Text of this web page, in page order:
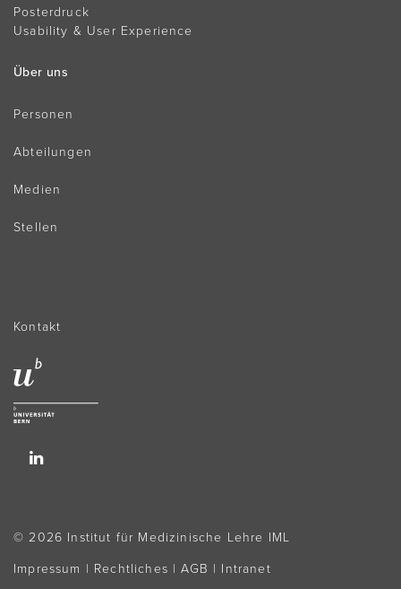
Posterdruck
Usability & User Experience
Über uns
Personen
Abteilungen
Medien
Stellen
Kontakt
© 2026 Institut für Medizinische Lehre IML
Impressum | Rechtliches |AGB | Intranet